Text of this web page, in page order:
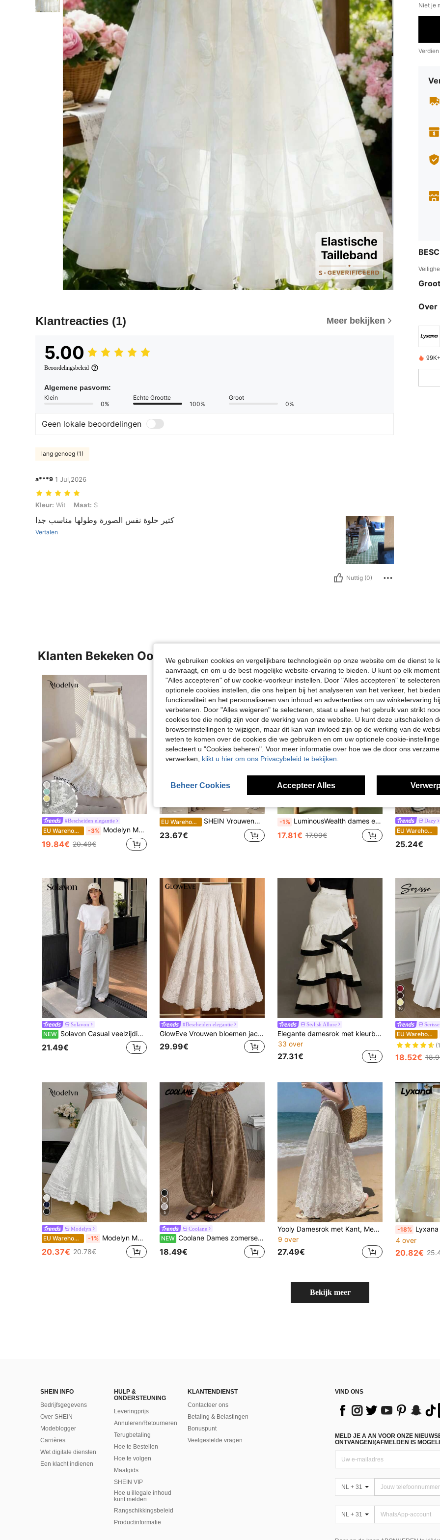
Klantreacties (1) Meer bekijken
5.00
Beoordelingsbeleid
Algemene pasvorm:
Klein
0%
Echte Grootte
100%
Groot
0%
Geen lokale beoordelingen
lang genoeg (1)
a***9 1 Jul,2026
Kleur: Wit, Maat: S
Kleur: Wit Maat: S
كتير حلوة نفس الصورة وطولها مناسب جدا
Vertalen
Nuttig (0)
Niet je
Over
Klanten Bekeken Ook
12
#Bescheiden elegantie
EU Warehouse -3% Modelyn Modieuze, slanke en elegante rok met wijde rok van kant en mesh, lente/zomer
19.84€ 20.49€
EU Warehouse SHEIN Vrouwenmode Elegante Forensenrok Veelzijdige Chiffon Patchwork A-lijn Geplooide Rok, Voor Zomer Witte Boho Rok Cottagecore Rok Witte Elegante Rok Alle Witte Kleding Voor Universiteit Herfstkleding Voor Vrouwen
23.67€
-1% LuminousWealth dames effen glanzende elegante A-lijn rok, zwierig ruches detail, alle seizoenen, vakantie, feest must-have wit
17.81€ 17.99€
Dazy
EU Warehouse
25.24€
Solavon
NEW Solavon Casual veelzijdige lange broek voor dames met trekkoord in de taille en effen kleur
21.49€
#Bescheiden elegantie
GlowEve Vrouwen bloemen jacquard geplooide elegante rok
29.99€
Stylish Allure
Elegante damesrok met kleurblokken, patchwork en laagjes, romantisch, voor dagelijks gebruik en feestjes
33 over
27.31€
16
Serisse
EU Warehouse
18.52€
Modelyn
EU Warehouse -1% Modelyn Modieuze nieuwe lichtgele kanten damesrok
20.37€ 20.78€
5
Coolane
NEW Coolane Dames zomerse streetwear casual vakantie vintage chique comfortabele geruite bruine losse bloomer broek met manchetten
18.49€
Yooly Damesrok met Kant, Mesh, Borduurwerk en Patchwork, Elastische Taille, Casual en Stijlvol, Vakantie, Strand, Bohemian Stijl, Wit, Zomer
9 over
27.49€
-18% Lyxana Nieuwe Franse retro chiffon rok voor dames met
4 over
20.82€
Bekijk meer
SHEIN INFO
Bedrijfsgegevens
Over SHEIN
Modeblogger
Carrières
Wet digitale diensten
Een klacht indienen
HULP &
ONDERSTEUNING
Leveringprijs
Annuleren/Retourneren
Terugbetaling
Hoe te Bestellen
Hoe te volgen
Maatgids
SHEIN VIP
Hoe u illegale inhoud
kunt melden
Rangschikkingsbeleid
​Productinformatie
KLANTENDIENST
Contacteer ons
Betaling & Belastingen
Bonuspunt
Veelgestelde vragen
VIND ONS
MELD JE A AN VOOR ONZE
ONTVANGEN!(AFMELDEN IS
NL + 31
NL + 31
We gebruiken cookies en vergelijkbare technologieën op onze website om de dienst te
aanvraagt, en om u de best mogelijke website-ervaring te bieden. U kunt op elk moment
"Alles accepteren" of uw cookie-voorkeur instellen. Door "Alles accepteren" te
optionele cookies instellen, die ons helpen bij het analyseren van het verkeer, het
functionaliteit en het personaliseren van inhoud en advertenties om uw winkelervaring
verbeteren. Door "Alles weigeren" te selecteren, staat u alleen het gebruik van strikt
cookies toe die nodig zijn voor de werking van onze website. U kunt deze uitschakelen
browserinstellingen te wijzigen, maar dit kan van invloed zijn op de werking van de
weten te komen over de cookies die we gebruiken en om uw optionele cookie-
selecteert u "Cookies beheren". Voor meer informatie over hoe we de door ons
verwerken, klikt u hier om ons Privacybeleid te bekijken.
Beheer Cookies Accepteer Alles